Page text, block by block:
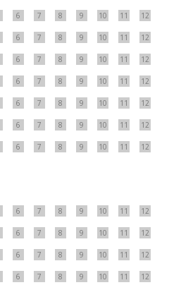
6 7 8 9 10 11 12
6 7 8 9 10 11 12
6 7 8 9 10 11 12
6 7 8 9 10 11 12
6 7 8 9 10 11 12
6 7 8 9 10 11 12
6 7 8 9 10 11 12
6 7 8 9 10 11 12
6 7 8 9 10 11 12
6 7 8 9 10 11 12
6 7 8 9 10 11 12